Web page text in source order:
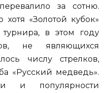
за сотню.
хотя «Золотой кубок»
турнира, в этом году
не являющихся
числу стрелков,
«Русский медведь».
и популярности